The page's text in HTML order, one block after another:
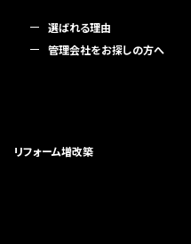
選ばれる理由
管理会社をお探しの方へ
リフォーム増改築